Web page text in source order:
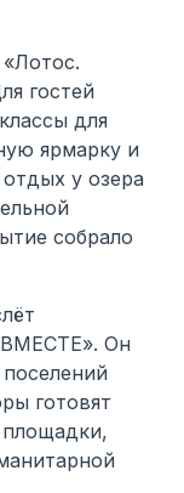
гостей
для
ярмарку и
у озера
собрало
Он
готовят